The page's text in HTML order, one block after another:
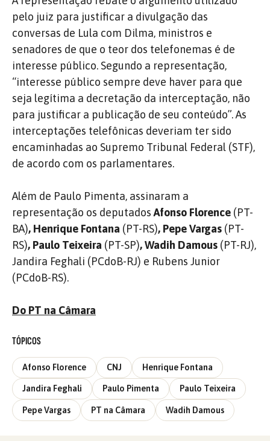
pelo juiz para justificar a divulgação das
conversas de Lula com Dilma, ministros e
senadores de que o teor dos telefonemas é de
interesse público. Segundo a representação,
“interesse público sempre deve haver para que
seja legítima a decretação da interceptação, não
para justificar a publicação de seu conteúdo”. As
interceptações telefônicas deveriam ter sido
encaminhadas ao Supremo Tribunal Federal (STF),
de acordo com os parlamentares.
Além de Paulo Pimenta, assinaram a
representação os deputadosAfonso Florence (PT-
BA), Henrique Fontana (PT-RS), Pepe Vargas (PT-
RS), Paulo Teixeira (PT-SP),Wadih Damous (PT-RJ),
Jandira Feghali (PCdoB-RJ) e Rubens Junior
(PCdoB-RS).
Do PT na Câmara
TÓPICOS
Afonso Florence CNJ Henrique Fontana
Jandira Feghali Paulo Pimenta Paulo Teixeira
Pepe Vargas PT na Câmara Wadih Damous